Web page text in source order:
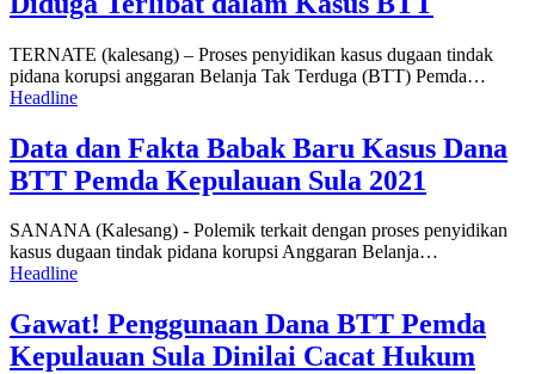
TERNATE (kalesang) – Proses penyidikan kasus dugaan tindak
pidana korupsi anggaran Belanja Tak Terduga (BTT) Pemda…
Headline
Data dan Fakta Babak Baru Kasus Dana
BTT Pemda Kepulauan Sula 2021
SANANA (Kalesang) - Polemik terkait dengan proses penyidikan
kasus dugaan tindak pidana korupsi Anggaran Belanja…
Headline
Gawat! Penggunaan Dana BTT Pemda
Kepulauan Sula Dinilai Cacat Hukum